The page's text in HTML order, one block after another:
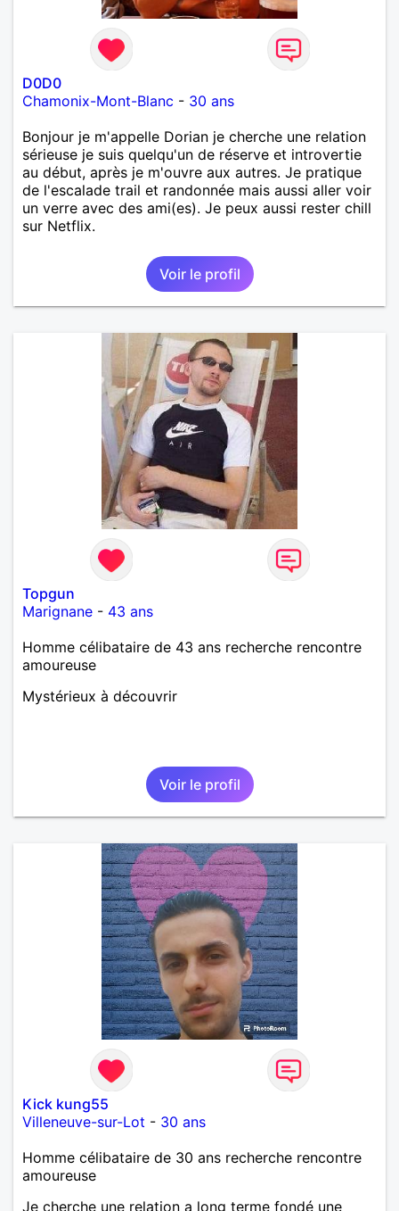
D0D0
Chamonix-Mont-Blanc - 30 ans
Bonjour je m'appelle Dorian je cherche une relation
sérieuse je suis quelqu'un de réserve et introvertie
au début, après je m'ouvre aux autres. Je pratique
de l'escalade trail et randonnée mais aussi aller voir
un verre avec des ami(es). Je peux aussi rester chill
sur Netflix.
Voir le profil
Topgun
Marignane - 43 ans
Homme célibataire de 43 ans recherche rencontre
amoureuse
Mystérieux à découvrir
Voir le profil
Kick kung55
Villeneuve-sur-Lot - 30 ans
Homme célibataire de 30 ans recherche rencontre
amoureuse
Je cherche une relation a long terme fondé une